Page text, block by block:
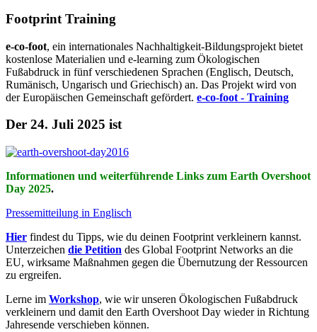
Footprint Training
e-co-foot, ein internationales Nachhaltigkeit-Bildungsprojekt bietet
kostenlose Materialien und e-learning zum Ökologischen
Fußabdruck in fünf verschiedenen Sprachen (Englisch, Deutsch,
Rumänisch, Ungarisch und Griechisch) an. Das Projekt wird von
der Europäischen Gemeinschaft gefördert. e-co-foot - Training
Der 24. Juli 2025 ist
Informationen und weiterführende Links zum Earth Overshoot
Day 2025.
Pressemitteilung in Englisch
Hier findest du Tipps, wie du deinen Footprint verkleinern kannst.
Unterzeichen die Petition des Global Footprint Networks an die
EU, wirksame Maßnahmen gegen die Übernutzung der Ressourcen
zu ergreifen.
Lerne im Workshop, wie wir unseren Ökologischen Fußabdruck
verkleinern und damit den Earth Overshoot Day wieder in Richtung
Jahresende verschieben können.